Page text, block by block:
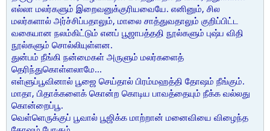
எல்லா மலர்களும் இறைவனுக்குரியவையே. எனினும், சில
மலர்களால் அர்ச்சிப்பதாலும், மாலை சாத்துவதாலும் குறிப்பிட்ட
வகையான நலம்கிட்டும் எனப் பூஜாபத்ததி நூல்களும் புஷ்ப விதி
நூல்களும் சொல்லியுள்ளன.
துன்பம் நீங்கி நன்மைகள் அருளும் மலர்களைத்
தெரிந்துகொள்ளலாமே...
எள்ளுப்பூவினால் பூஜை செய்தால் பிரம்மஹத்தி தோஷம் நீங்கும்.
மாதா, பிதாக்களைக் கொன்ற கொடிய பாவத்தையும் நீக்க வல்லது
கொன்றைப்பூ.
வெள்ளெருக்குப் பூவால் பூஜிக்க மாற்றான் மனைவியை விழைந்த